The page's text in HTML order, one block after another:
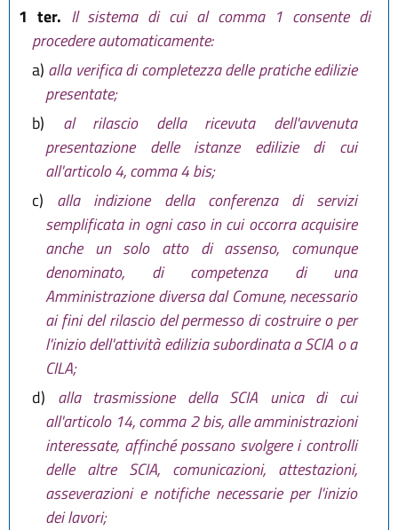
1 ter. Il sistema di cui al comma 1 consente di
procedere automaticamente:
a) alla verifica di completezza delle pratiche edilizie
presentate;
b)
al rilascio della ricevuta dell'avvenuta
presentazione delle istanze edilizie di cui
all'articolo 4, comma 4 bis;
c)
alla indizione della conferenza di servizi
semplificata in ogni caso in cui occorra acquisire
anche un solo atto di assenso, comunque
denominato, di competenza di una
Amministrazione diversa dal Comune, necessario
ai fini del rilascio del permesso di costruire o per
l'inizio dell'attività edilizia subordinata a SCIA o a
CILA;
d) alla trasmissione della SCIA unica di cui
all'articolo 14, comma 2 bis, alle amministrazioni
interessate, affinché possano svolgere i controlli
delle altre SCIA, comunicazioni, attestazioni,
asseverazioni e notifiche necessarie per l'inizio
dei lavori;